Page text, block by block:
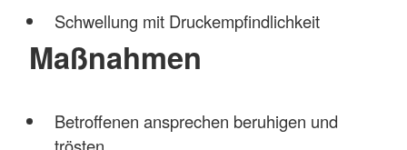
Schwellung mit Druckempfindlichkeit
Maßnahmen
Betroffenen ansprechen beruhigen und
trösten